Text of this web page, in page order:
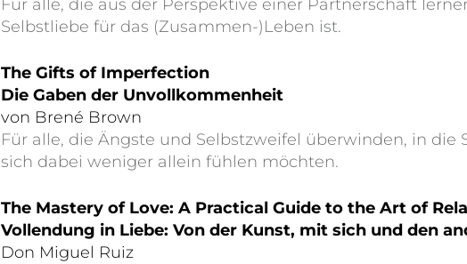
Für alle, die aus der Perspektive einer Partnerschaft
Selbstliebe für das (Zusammen-)Leben ist.
The Gifts of Imperfection
Die Gaben der Unvollkommenheit
von Brené Brown
Für alle, die Ängste und Selbstzweifel überwinden, in
sich dabei weniger allein fühlen möchten.
The Mastery of Love: A Practical Guide to the Art of
Vollendung in Liebe: Von der Kunst, mit sich und den
Don Miguel Ruiz